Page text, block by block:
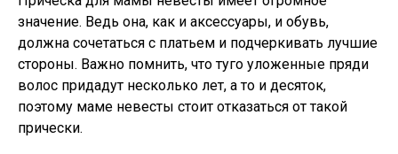
значение. Ведь она, как и аксессуары, и обувь,
должна сочетаться с платьем и подчеркивать лучшие
стороны. Важно помнить, что туго уложенные пряди
волос придадут несколько лет, а то и десяток,
поэтому маме невесты стоит отказаться от такой
прически.